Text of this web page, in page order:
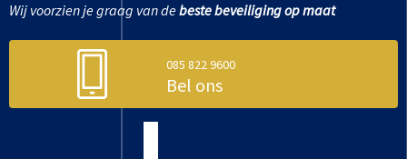
Wij voorzien je graag van debeste beveiliging op maat
085 822 9600
Bel ons